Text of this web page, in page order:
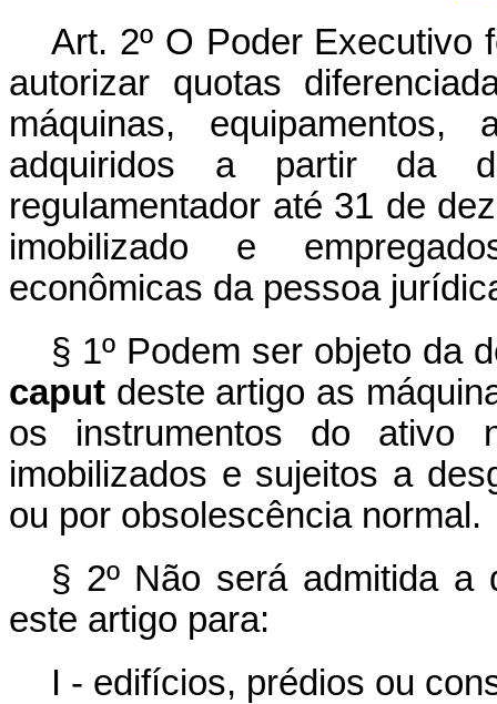
Art. 2º O Poder Executivo
autorizar quotas
máquinas, equipamentos,
adquiridos a partir da
regulamentador até 31 de
imobilizado e
econômicas da pessoa
§ 1º Podem ser objeto da
caput deste artigo as
os instrumentos do ativo
imobilizados e sujeitos a
ou por obsolescência normal.
§ 2º Não será admitida a
este artigo para:
I - edifícios, prédios ou